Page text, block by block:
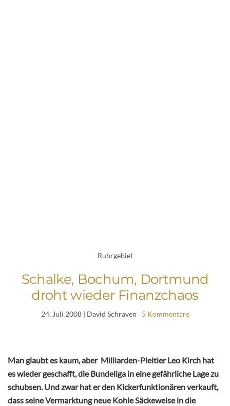
Ruhrgebiet
Schalke, Bochum, Dortmund
droht wieder Finanzchaos
24. Juli 2008| David Schraven 5 Kommentare
Man glaubt es kaum, aber Milliarden-Pleitier Leo Kirch hat
es wieder geschafft, die Bundeliga in eine gefährliche Lage zu
schubsen. Und zwar hat er den Kickerfunktionären verkauft,
dass seine Vermarktung neue Kohle Säckeweise in die